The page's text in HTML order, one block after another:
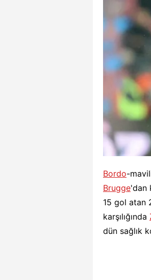
Bordo-
Brugge'dan
15 gol atan
karşılığında
dün sağlık